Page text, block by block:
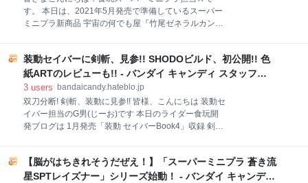
ード合体！ということで パッケージもそれぞれのロボ
の雰囲気に合わせて ①②、③④で2種類のデザインで
時発売いたします！ ミニプラ 全界合体シリーズがセッ
ト版を販売するのはこの03が最後です。 後続弾は単品
版のみ発売予定です
す。 本日は、2021年5月発売で準備しているスーパー
ミニプラ新商品 宇宙の何でも屋『竹尾ゼネラルカンパ
は1980年に放映された日本サンライズ（現サンライ
ズ）制作のロボットアニメ「無敵ロボ トライダーＧ
7」は、社長で小学生のワッ太君が「トライダーＧ
７」を操縦し、地球侵略を企てるロボット帝国の敵メ
カと繰り広げるダイナミックな格闘シーンや、出撃時
の合体・変形シーンの印象が強い作品です。 スーパー
様で立体化いたします。 それでは、パートごとにご紹
介いたします。まずはＡパートから。 Ａパートは頭部
装動セイバーに剣斬、見参!! SHODOビルド、初公開!! 色
紙ARTのレビューも!! - バンダイ キャンディ スタッフ
BLOG
3 users bandaicandy.hateblo.jp
双刀分断! 剣斬、装動に見参!! 皆様、こんにちは 装動セ
イバー担当のG男(じーお)です 本日のライダー食玩開
発ブログは 1月発売「装動 セイバーBook4」収録 剣斬
劇中同様、二刀流モードに分離可能!! 装動としても珍
しく武器の分離＆合体を再現しています!! ここは何と
【脳がはちきれそうだぜえ！】「スーパーミニプラ 蒼き流
星SPTレイズナー」シリーズ始動！ - バンダイ キャンディ